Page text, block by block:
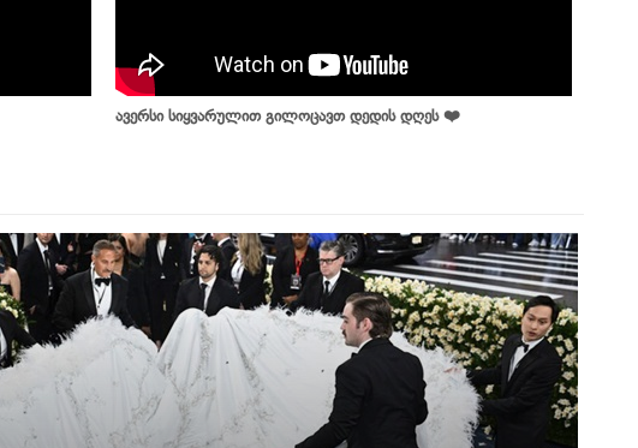
ავერსი სიყვარულით გილოცავთ დედის დღეს ❤️